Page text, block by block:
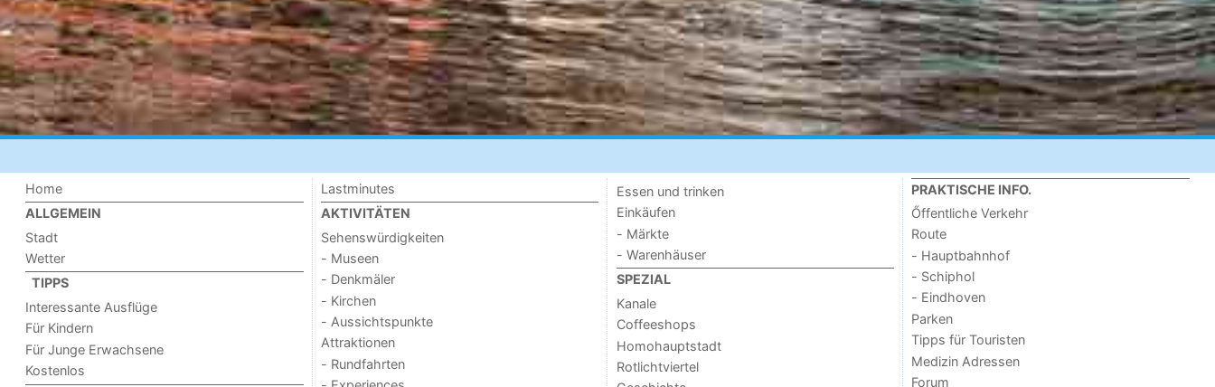
Home
ALLGEMEIN
Stadt
Wetter
TIPPS
Interessante Ausflüge
Für Kindern
Für Junge Erwachsene
Kostenlos
Lastminutes
AKTIVITÄTEN
Sehenswürdigkeiten
- Museen
- Denkmäler
- Kirchen
- Aussichtspunkte
Attraktionen
- Rundfahrten
Essen und trinken
Einkäufen
- Märkte
- Warenhäuser
SPEZIAL
Kanale
Coffeeshops
Homohauptstadt
Rotlichtviertel
PRAKTISCHE INFO.
Őffentliche Verkehr
Route
- Hauptbahnhof
- Schiphol
- Eindhoven
Parken
Tipps für Touristen
Medizin Adressen
Forum